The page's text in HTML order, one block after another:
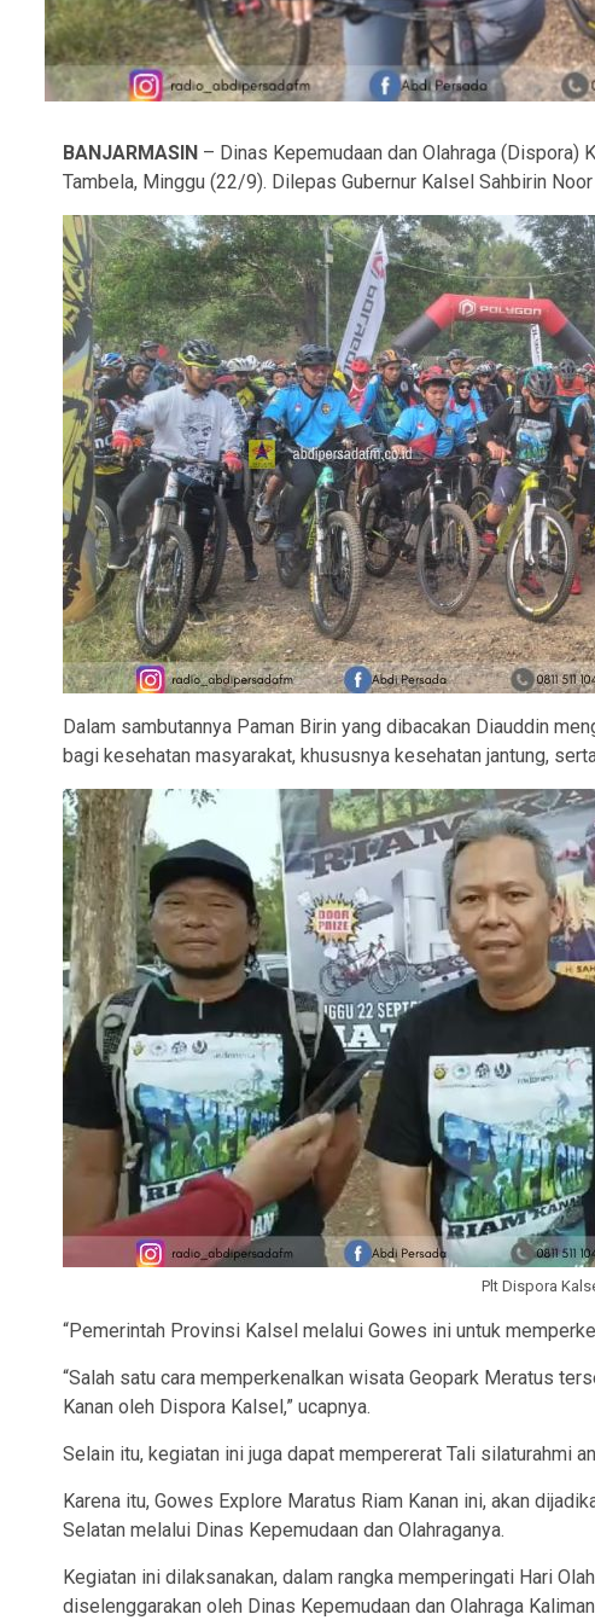
BANJARMASIN – Dinas Kepemudaan dan Olahraga (Dispora)
Tambela, Minggu (22/9). Dilepas Gubernur Kalsel Sahbirin
Dalam sambutannya Paman Birin yang dibacakan Diauddin
bagi kesehatan masyarakat, khususnya kesehatan jantung,
Plt Dispora
“Pemerintah Provinsi Kalsel melalui Gowes ini untuk
“Salah satu cara memperkenalkan wisata Geopark Meratus
Kanan oleh Dispora Kalsel,” ucapnya.
Selain itu, kegiatan ini juga dapat mempererat Tali silaturahmi
Karena itu, Gowes Explore Maratus Riam Kanan ini, akan
Selatan melalui Dinas Kepemudaan dan Olahraganya.
Kegiatan ini dilaksanakan, dalam rangka memperingati Hari
diselenggarakan oleh Dinas Kepemudaan dan Olahraga